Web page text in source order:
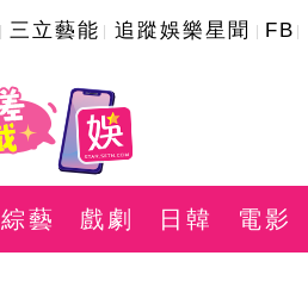
三立藝能 追蹤娛樂星聞 FB
綜藝 戲劇 日韓 電影